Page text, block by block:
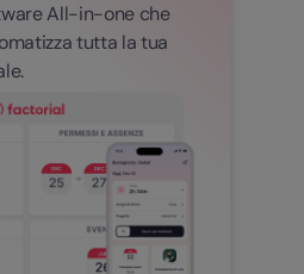
All-in-one che
tutta la tua